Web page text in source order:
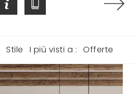
Stile I più visti a : Offerte